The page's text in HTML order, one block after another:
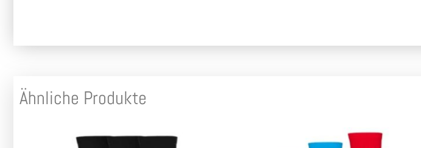
Ähnliche Produkte